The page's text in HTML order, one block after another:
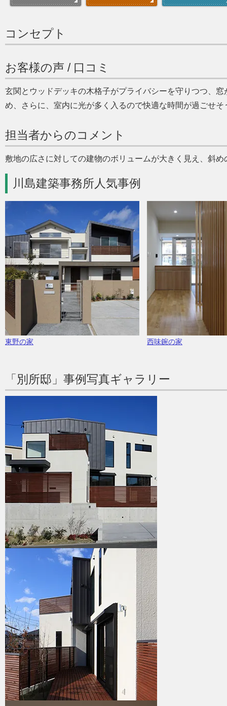
コンセプト
お客様の声 / 口コミ
玄関とウッドデッキの木格子がプライバシーを守りつつ、
め、さらに、室内に光が多く入るので快適な時間が過ごせそ
担当者からのコメント
敷地の広さに対しての建物のボリュームが大きく見え、斜
川島建築事務所人気事例
東野の家 西味鋺の家
「別所邸」事例写真ギャラリー